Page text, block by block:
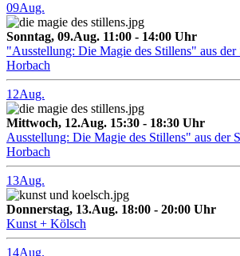
09Aug.
Sonntag, 09.Aug. 11:00 - 14:00 Uhr
"Ausstellung: Die Magie des Stillens" aus
Horbach
12Aug.
Mittwoch, 12.Aug. 15:30 - 18:30 Uhr
Ausstellung: Die Magie des Stillens" aus der
Horbach
13Aug.
Donnerstag, 13.Aug. 18:00 - 20:00 Uhr
Kunst + Kölsch
14Aug.